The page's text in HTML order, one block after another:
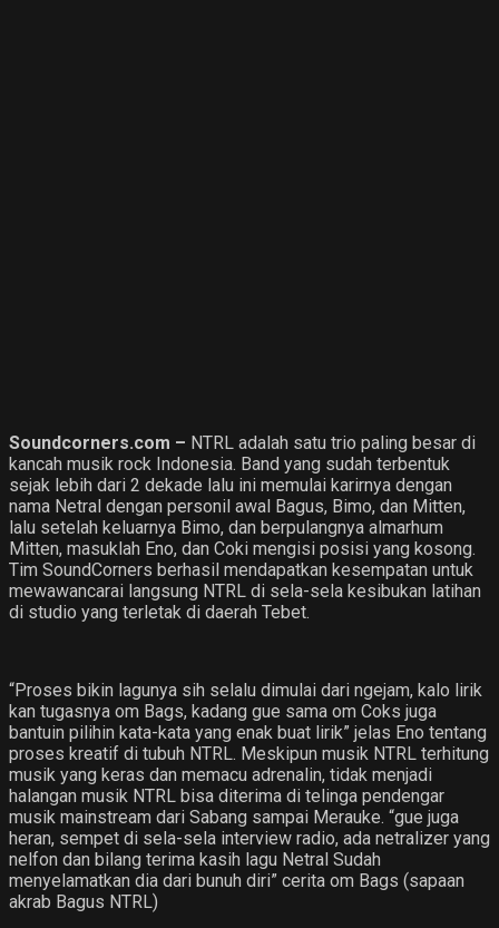
Soundcorners.com – NTRL adalah satu trio paling besar di
kancah musik rock Indonesia. Band yang sudah terbentuk
sejak lebih dari 2 dekade lalu ini memulai karirnya dengan
nama Netral dengan personil awal Bagus, Bimo, dan Mitten,
lalu setelah keluarnya Bimo, dan berpulangnya almarhum
Mitten, masuklah Eno, dan Coki mengisi posisi yang kosong.
Tim SoundCorners berhasil mendapatkan kesempatan untuk
mewawancarai langsung NTRL di sela-sela kesibukan latihan
di studio yang terletak di daerah Tebet.
“Proses bikin lagunya sih selalu dimulai dari ngejam, kalo lirik
kan tugasnya om Bags, kadang gue sama om Coks juga
bantuin pilihin kata-kata yang enak buat lirik” jelas Eno tentang
proses kreatif di tubuh NTRL. Meskipun musik NTRL terhitung
musik yang keras dan memacu adrenalin, tidak menjadi
halangan musik NTRL bisa diterima di telinga pendengar
musik mainstream dari Sabang sampai Merauke. “gue juga
heran, sempet di sela-sela interview radio, ada netralizer yang
nelfon dan bilang terima kasih lagu Netral Sudah
menyelamatkan dia dari bunuh diri” cerita om Bags (sapaan
akrab Bagus NTRL)